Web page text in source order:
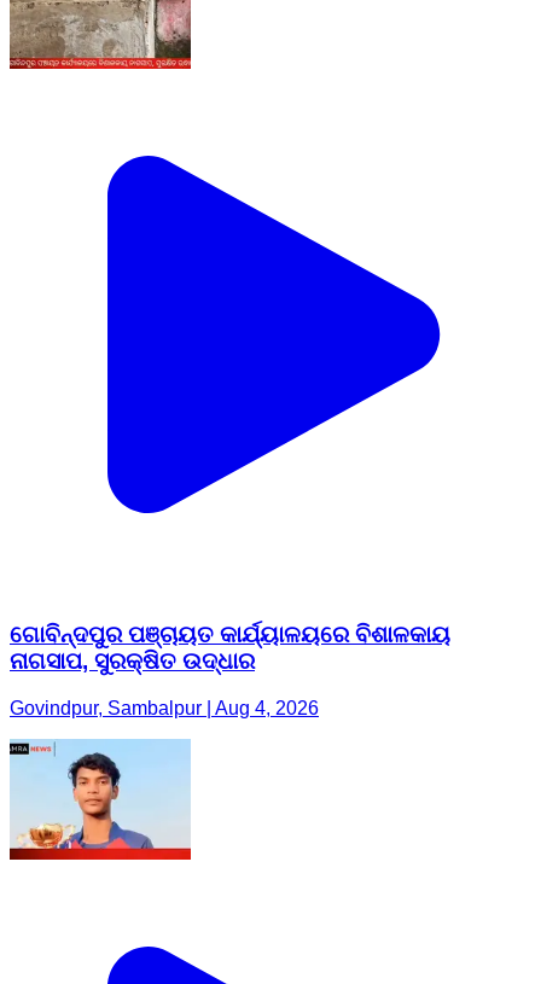
ଗୋବିନ୍ଦପୁର ପଞ୍ଚାୟତ କାର୍ଯ୍ୟାଳୟରେ ବିଶାଳକାୟ
ନାଗସାପ, ସୁରକ୍ଷିତ ଉଦ୍ଧାର
Govindpur, Sambalpur | Aug 4, 2026